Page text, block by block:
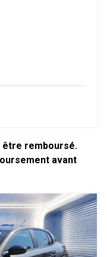
être remboursé.
avant